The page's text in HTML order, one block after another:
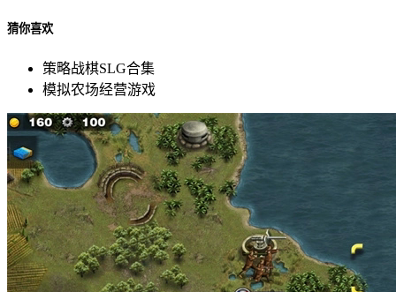
猜你喜欢
策略战棋SLG合集
模拟农场经营游戏